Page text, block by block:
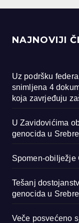
NAJNOVIJI
Uz podršku
snimljena 4
koja zavrjeđuju
U Zavidovićima
genocida u
Spomen-obilježje
Tešanj
genocida u
Veče posvećeno